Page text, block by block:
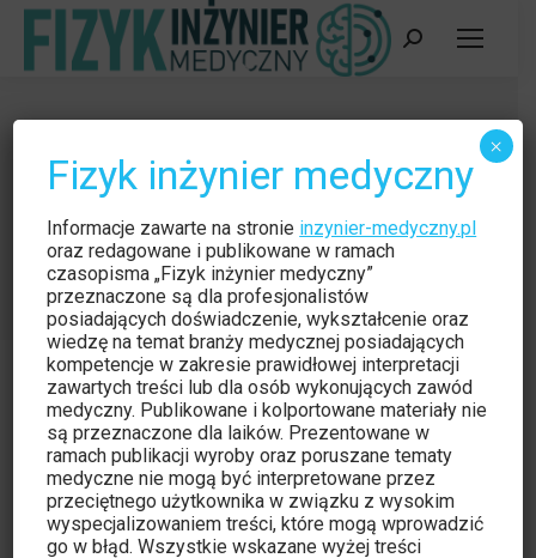
Szukaj:
EEG-fMRI; Clinical application of
EEG-fMRI technique
Jesteś tutaj: Strona główna
Czytelnia
Kliniczne zastosowania techniki EEG-fMRI; Clinical…
paź
2013
Czytelnia
Naukowe
Fizyk inżynier medyczny
Informacje zawarte na stronie inzynier-medyczny.pl
oraz redagowane i publikowane w ramach
czasopisma „Fizyk inżynier medyczny”
przeznaczone są dla profesjonalistów
posiadających doświadczenie, wykształcenie oraz
wiedzę na temat branży medycznej posiadających
kompetencje w zakresie prawidłowej interpretacji
zawartych treści lub dla osób wykonujących zawód
medyczny. Publikowane i kolportowane materiały nie
są przeznaczone dla laików. Prezentowane w
ramach publikacji wyroby oraz poruszane tematy
medyczne nie mogą być interpretowane przez
przeciętnego użytkownika w związku z wysokim
wyspecjalizowaniem treści, które mogą wprowadzić
go w błąd. Wszystkie wskazane wyżej treści
×